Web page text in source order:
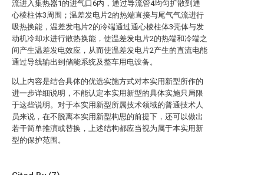
流进入集热器1的进气口6内，通过导流管4均匀扩散到通
心棱柱体3周围；温差发电片2的热端直接与尾气气流进行
吸热换能，温差发电片2的冷端通过通心棱柱体3壳体与发
动机冷却水进行散热换能，使温差发电片2的热端和冷端之
间产生温差发电效应，从而使温差发电片2产生的直流电能
通过导线输出到储能系统及整车用电设备。
以上内容是结合具体的优选实施方式对本实用新型所作的
进一步详细说明，不能认定本实用新型的具体实施只局限
于这些说明。对于本实用新型所属技术领域的普通技术人
员来说，在不脱离本实用新型构思的前提下，还可以做出
若干简单推演或替换，上述结构都应当视为属于本实用新
型的保护范围。